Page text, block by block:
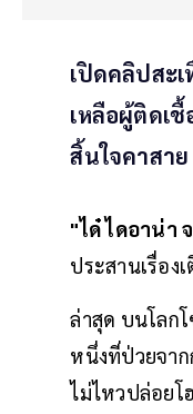
เปิดคลิปสะ
เหลือผู้ติดเ
สิ้นใจคาสาย
"ได๋ ไดอาน่า
ประสานเรื่อง
ล่าสุด บนโลก
หนึ่งที่ป่วยจาก
ไม่ไหวปล่อยโ